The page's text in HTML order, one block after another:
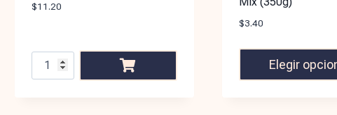
$11.20
$3.40
Elegir